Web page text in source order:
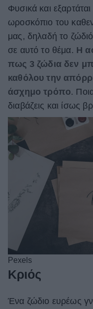
Χωρίς Ταμπέλες
Women's Forum
Hautes Grecians
Γάμος
Market News
Φυσικά και
ωροσκόπιο του
μας, δηλαδή το
σε αυτό το θέμα. Η
πως 3 ζώδια δεν
καθόλου την
άσχημο τρόπο.
διαβάζεις και ίσως
Pexels
Κριός
Ένα ζώδιο ευρέως